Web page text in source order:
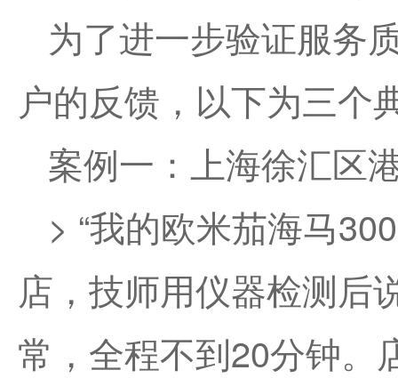
为了进一步验证服务
户的反馈，以下为三个
案例一：上海徐汇区
> “我的欧米茄海马
店，技师用仪器检测后
常，全程不到20分钟。